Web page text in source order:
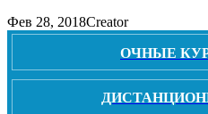
Фев 28, 2018Creator
ОЧНЫЕ